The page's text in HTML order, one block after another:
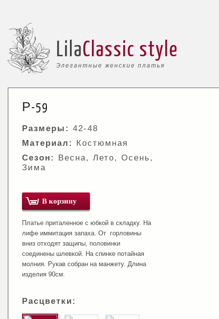
Элегантные женские платья
LilaClassic style
Р-59
Размеры: 42-48
Материал:
Костюмная
Сезон:
Весна, Лето, Осень,
Зима
В корзину
Платье приталенное с юбкой в складку. На
лифе иммитация запаха. От горловины
вниз отходят защипы, половинки
соединены шлевкой. На спинке потайная
молния. Рукав собран на манжету. Длина
изделия 90см.
Расцветки: